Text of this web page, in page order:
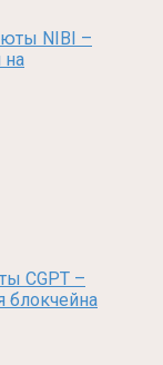
NIBI –
на
CGPT –
блокчейна